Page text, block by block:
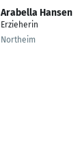
Arabella Hansen
Erzieherin
Northeim